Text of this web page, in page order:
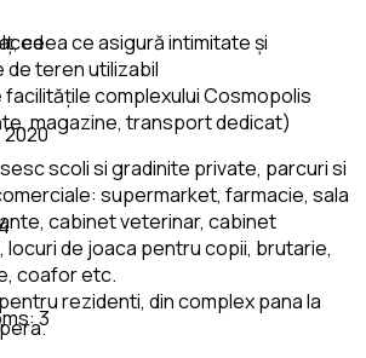
ceea ce asigură intimitate și
de teren utilizabil
complexului Cosmopolis
magazine, transport dedicat)
scoli si gradinite private, parcuri si
supermarket, farmacie, sala
cabinet veterinar, cabinet
locuri de joaca pentru copii, brutarie,
coafor etc.
rezidenti, din complex pana la
2020
3